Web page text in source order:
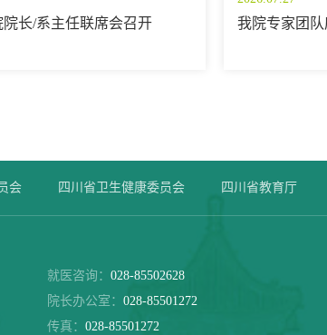
长/系主任联席会召开 我院专家团
会 四川省卫生健康委员会 四川省教育厅
就医咨询： 028-85502628
院长办公室： 028-85501272
传真： 028-85501272